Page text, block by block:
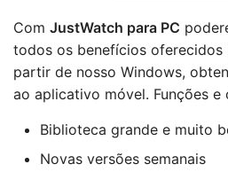
Com JustWatch para PC
todos os benefícios
partir de nosso Windows,
ao aplicativo móvel. Funções e
Biblioteca grande e muito
Novas versões semanais